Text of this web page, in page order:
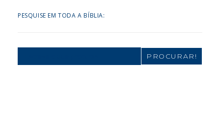
PESQUISE EM TODA A BÍBLIA:
Search